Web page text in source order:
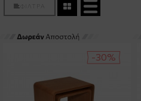
ΦΙΛΤΡΑ
-30%